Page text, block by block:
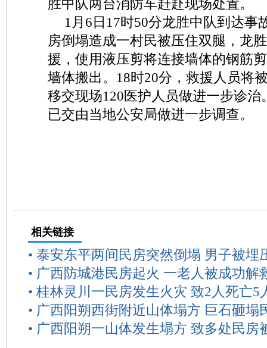
胜中队两台消防车赶赴现场处置。
1月6日17时50分龙胜中队到达事
房倒塌造成一村民被压住双腿，龙
援，使用液压剪将连接墙体的钢筋
墙体搬出。18时20分，救援人员将
移交现场120医护人员做进一步诊治
已交由当地公安局做进一步调查。
相关链接
• 泰安东平两间民房突然倒塌 男子被埋
• 广西防城港民房起火 一老人被成功解
• 桂林灵川一民房发生火灾 致2人死亡5
• 广西阳朔西街附近山体塌方 巨石砸塌
• 广西阳朔一山体发生塌方 致多处民房